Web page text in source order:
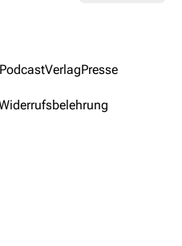
PodcastVerlagPresse